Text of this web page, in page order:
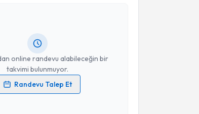
online randevu alabileceğin bir
takvimi bulunmuyor.
Randevu Talep Et
işlenmesine ilişkinAydınlatma Metni